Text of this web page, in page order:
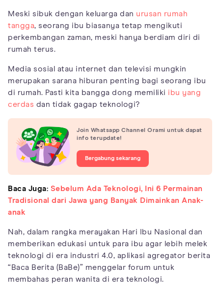
Meski sibuk dengan keluarga dan urusan rumah
tangga, seorang ibu biasanya tetap mengikuti
perkembangan zaman, meski hanya berdiam diri di
rumah terus.
Media sosial atau internet dan televisi mungkin
merupakan sarana hiburan penting bagi seorang ibu
di rumah. Pasti kita bangga dong memiliki ibu yang
cerdas dan tidak gagap teknologi?
Join Whatsapp Channel Orami untuk dapat
info terupdate!
Bergabung sekarang
Baca Juga: Sebelum Ada Teknologi, Ini 6 Permainan
Tradisional dari Jawa yang Banyak Dimainkan Anak-
anak
Nah, dalam rangka merayakan Hari Ibu Nasional dan
memberikan edukasi untuk para ibu agar lebih melek
teknologi di era industri 4.0, aplikasi agregator berita
“Baca Berita (BaBe)” menggelar forum untuk
membahas peran wanita di era teknologi.